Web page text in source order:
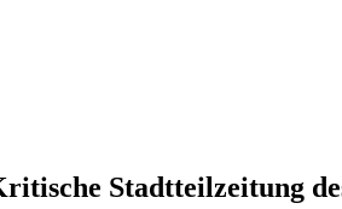
Stadtteilzeitung